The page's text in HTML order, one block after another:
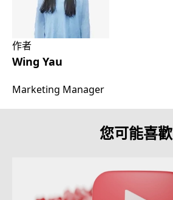
作者
Wing Yau
Marketing Manager
您可能喜歡